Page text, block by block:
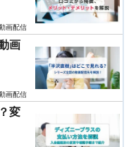
画配信
画
画配信
変